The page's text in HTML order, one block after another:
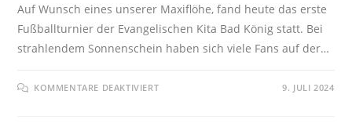
Auf Wunsch eines unserer Maxiflöhe, fand heute das erste
Fußballturnier der Evangelischen Kita Bad König statt. Bei
strahlendem Sonnenschein haben sich viele Fans auf der…
KOMMENTARE DEAKTIVIERT 9. JULI 2024